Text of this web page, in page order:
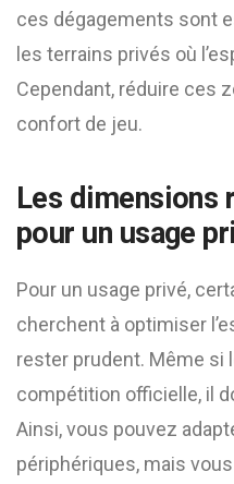
ces dégagements sont
les terrains privés où
Cependant, réduire ces
confort de jeu.
Les dimensions
pour un usage
Pour un usage privé,
cherchent à optimiser
rester prudent. Même si
compétition officielle, il
Ainsi, vous pouvez
périphériques, mais